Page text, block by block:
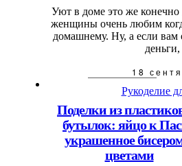
Уют в доме это же
женщины очень любим
домашнему. Ну, а если вам
деньги,
18
Рукоделие
Поделки из
бутылок: яйцо к
украшенное
цветами